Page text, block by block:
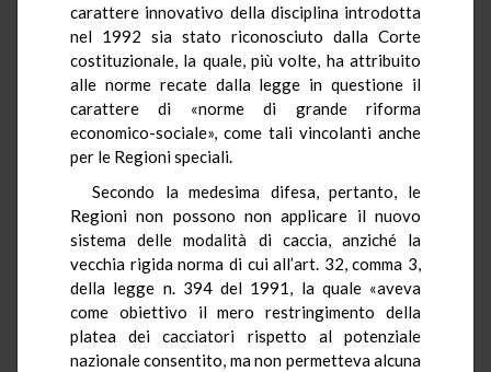
carattere innovativo della disciplina introdotta
nel 1992 sia stato riconosciuto dalla Corte
costituzionale, la quale, più volte, ha attribuito
alle norme recate dalla legge in questione il
carattere di «norme di grande riforma
economico-sociale», come tali vincolanti anche
per le Regioni speciali.
Secondo la medesima difesa, pertanto, le
Regioni non possono non applicare il nuovo
sistema delle modalità di caccia, anziché la
vecchia rigida norma di cui all’art. 32, comma 3,
della legge n. 394 del 1991, la quale «aveva
come obiettivo il mero restringimento della
platea dei cacciatori rispetto al potenziale
nazionale consentito, ma non permetteva alcuna